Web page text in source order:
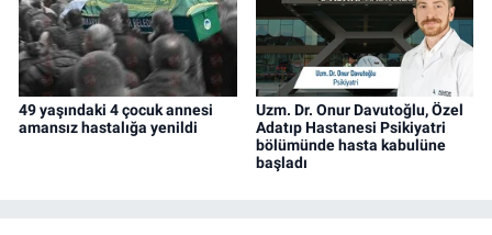
49 yaşındaki 4 çocuk annesi
amansız hastalığa yenildi
Uzm. Dr. Onur Davutoğlu, Özel
Adatıp Hastanesi Psikiyatri
bölümünde hasta kabulüne
başladı